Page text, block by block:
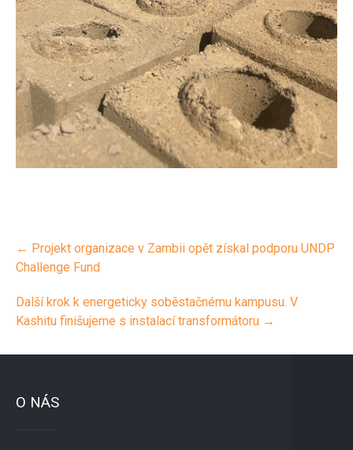
Post
navigation
← Projekt organizace v Zambii opět získal podporu UNDP
Challenge Fund
Další krok k energeticky soběstačnému kampusu. V
Kashitu finišujeme s instalací transformátoru →
O NÁS